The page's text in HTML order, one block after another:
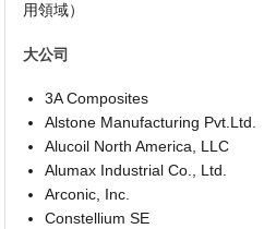
用領域）
大公司
3A Composites
Alstone Manufacturing Pvt.Ltd.
Alucoil North America, LLC
Alumax Industrial Co., Ltd.
Arconic, Inc.
Constellium SE